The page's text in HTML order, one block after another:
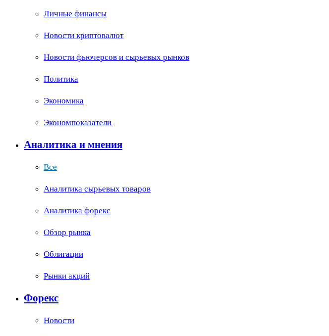
Личные финансы
Новости криптовалют
Новости фьючерсов и сырьевых рынков
Политика
Экономика
Экономпоказатели
Аналитика и мнения
Все
Аналитика сырьевых товаров
Аналитика форекс
Обзор рынка
Облигации
Рынки акций
Форекс
Новости